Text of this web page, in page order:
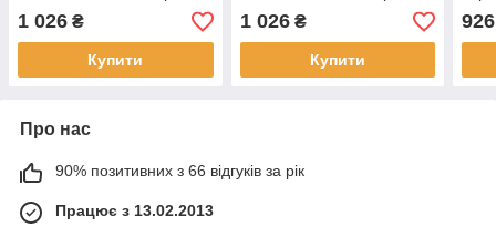
1 026 ₴
Купити
1 026₴
Купити
926
Про нас
90% позитивних з 66 відгуків за рік
Працює з 13.02.2013